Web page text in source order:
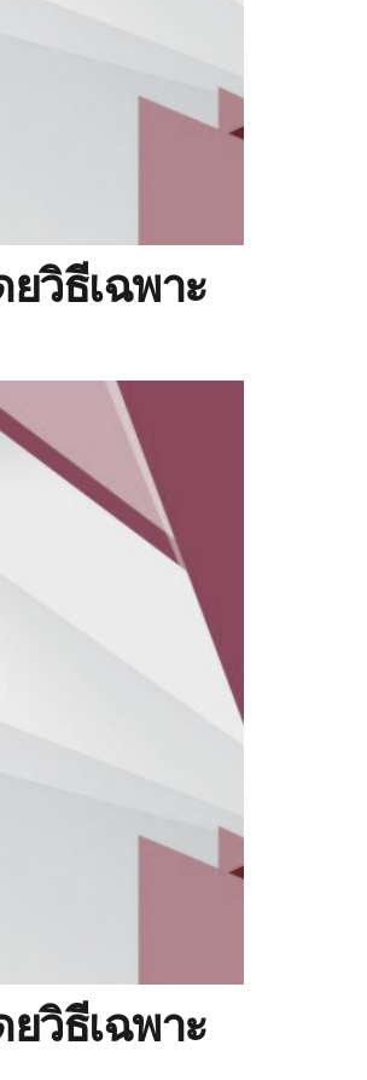
วิธีเฉพาะ
วิธีเฉพาะ